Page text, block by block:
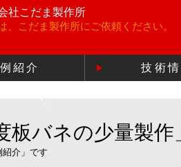
社こだま製作所
こだま製作所にご依頼ください。
紹介 技術情
板バネの少量製作
介」です